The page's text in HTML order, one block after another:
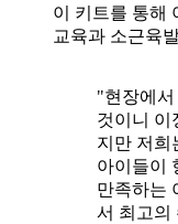
이 키트를 통해
교육과 소근육
"현장에
것이니 이
지만 저희
아이들이
만족하는
서 최고의